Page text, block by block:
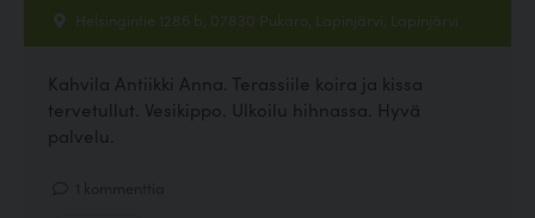
Helsingintie 1286 b, 07830 Pukaro, Lapinjärvi, Lapinjärvi
Kahvila Antiikki Anna. Terassiile koira ja kissa
tervetullut. Vesikippo. Ulkoilu hihnassa. Hyvä
palvelu.